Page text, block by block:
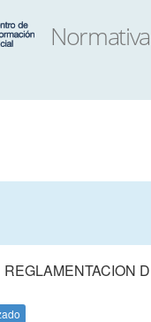
REGLAMENTACION